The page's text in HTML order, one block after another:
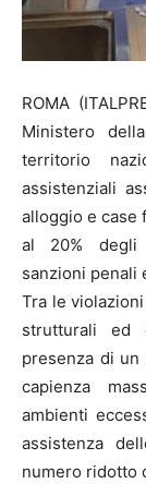
ROMA
Ministero
territorio
assistenziali
alloggio e case
al 20% degli
sanzioni penali
Tra le
strutturali ed
presenza di
capienza
ambienti
assistenza
numero ridotto